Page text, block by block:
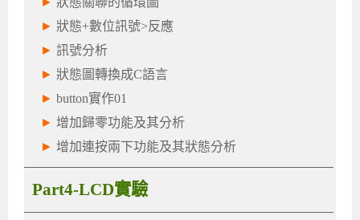
► 狀態+數位訊號>反應
► 訊號分析
► 狀態圖轉換成C語言
► button實作01
► 增加歸零功能及其分析
► 增加連按兩下功能及其狀態分析
Part4-LCD實驗